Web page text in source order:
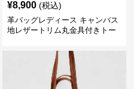
¥8,900 (税込)
革バッグレディース キャンバス
地レザートリム丸金具付きトー